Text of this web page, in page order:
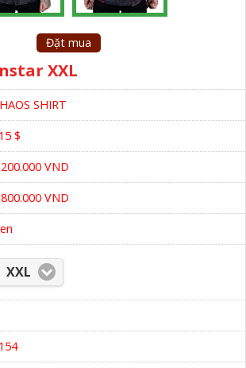
Đặt mua
XXL
SHIRT
$
VND
VND
XXL